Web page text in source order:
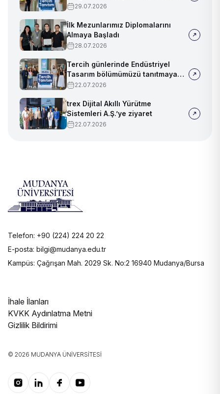
Tanıtım Günleri'nde biz de
29.07.2026
İlk Mezunlarımız Diplomalarını
Almaya Başladı
28.07.2026
Tercih günlerinde Endüstriyel
Tasarım bölümümüzü tanıtmaya
devam ediyoruz!
22.07.2026
trex Dijital Akıllı Yürütme
Sistemleri A.Ş.’ye ziyaret
22.07.2026
Telefon: +90 (224) 224 20 22
E-posta: bilgi@mudanya.edu.tr
Kampüs: Çağrışan Mah. 2029 Sk. No:2 16940 Mudanya/Bursa
İhale İlanları
KVKK Aydınlatma Metni
Gizlilik Bildirimi
© 2026 MUDANYA ÜNIVERSITESI